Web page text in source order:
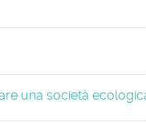
una società